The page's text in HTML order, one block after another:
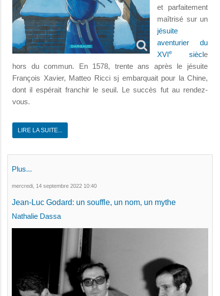
et parfaitement
maîtrisé sur un
jésuite
aventurier du
XVIe siècle
hors du commun. En 1578, trente ans après le jésuite
François Xavier, Matteo Ricci sj embarquait pour la Chine,
dont il espérait franchir le seuil. Le succès fut au rendez-
vous.
LIRE LA SUITE...
Plus...
mercredi, 14 septembre 2022 10:40
Jean-Luc Godard: un souffle, un nom, un mythe
Nathalie Dassa